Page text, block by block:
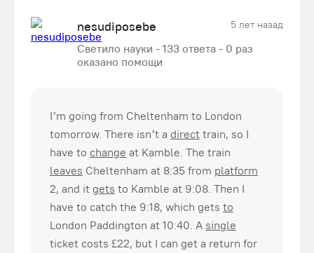
nesudiposebe 5 лет назад
Светило науки - 133 ответа - 0 раз
оказано помощи
I’m going from Cheltenham to London
tomorrow. There isn’t a direct train, so I
have to change at Kamble. The train
leaves Cheltenham at 8:35 from platform
2, and it gets to Kamble at 9:08. Then I
have to catch the 9:18, which gets to
London Paddington at 10:40. A single
ticket costs £22, but I can get a return for